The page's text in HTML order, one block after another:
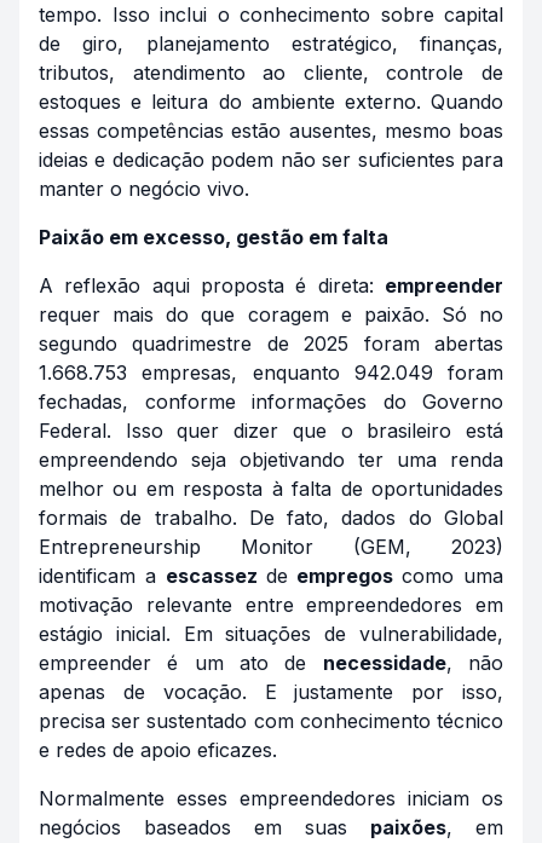
tempo. Isso inclui o conhecimento sobre capital
de giro, planejamento estratégico, finanças,
tributos, atendimento ao cliente, controle de
estoques e leitura do ambiente externo. Quando
essas competências estão ausentes, mesmo boas
ideias e dedicação podem não ser suficientes para
manter o negócio vivo.
Paixão em excesso, gestão em falta
A reflexão aqui proposta é direta: empreender
requer mais do que coragem e paixão. Só no
segundo quadrimestre de 2025 foram abertas
1.668.753 empresas, enquanto 942.049 foram
fechadas, conforme informações do Governo
Federal. Isso quer dizer que o brasileiro está
empreendendo seja objetivando ter uma renda
melhor ou em resposta à falta de oportunidades
formais de trabalho. De fato, dados do Global
Entrepreneurship Monitor (GEM, 2023)
identificam a escassez de empregoscomo uma
motivação relevante entre empreendedores em
estágio inicial. Em situações de vulnerabilidade,
empreender é um ato de necessidade, não
apenas de vocação. E justamente por isso,
precisa ser sustentado com conhecimento técnico
e redes de apoio eficazes.
Normalmente esses empreendedores iniciam os
negócios baseados em suas paixões, em